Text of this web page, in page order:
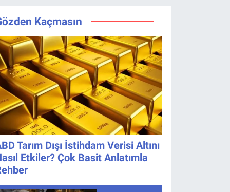
Kaçmasın
Tarım Dışı İstihdam Verisi Altını
Etkiler? Çok Basit Anlatımla